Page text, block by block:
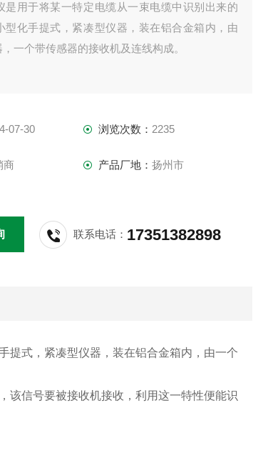
是用于将某一特定电缆从一束电缆中识别出来的
型化手提式，紧凑型仪器，装在铝合金箱内，由
一个带传感器的接收机及连线构成。
07-30 浏览次数： 2235
商 产品厂地： 扬州市
联系电话： 17351382898
提式，紧凑型仪器，装在铝合金箱内，由一个
该信号要被接收机接收，利用这一特性便能识